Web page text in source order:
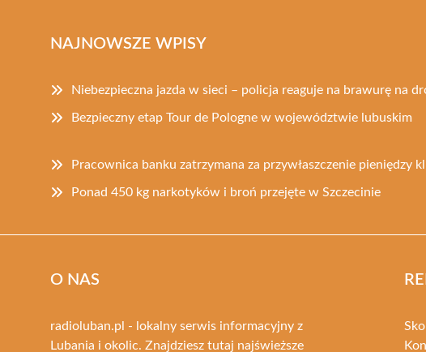
NAJNOWSZE WPISY
Niebezpieczna jazda w sieci – policja reaguje na brawurę na
Bezpieczny etap Tour de Pologne w województwie lubuskim
Pracownica banku zatrzymana za przywłaszczenie pieniędzy
Ponad 450 kg narkotyków i broń przejęte w Szczecinie
O NAS
radioluban.pl - lokalny serwis informacyjny z
Lubania i okolic. Znajdziesz tutaj najświeższe